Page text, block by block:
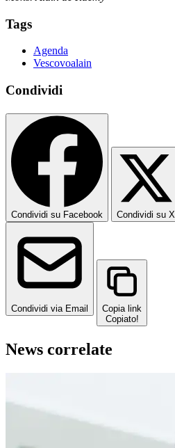
Tags
Agenda
Vescovoalain
Condividi
Condividi su Facebook Condividi su X
Condividi via Email
Copia link
Copiato!
News correlate